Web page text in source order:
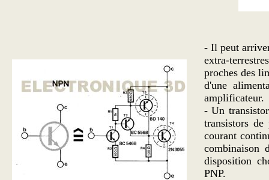
- Il peut
extra-
proches des
d'une
amplificateur.
- Un
transistors
courant
combinaison
disposition
PNP.